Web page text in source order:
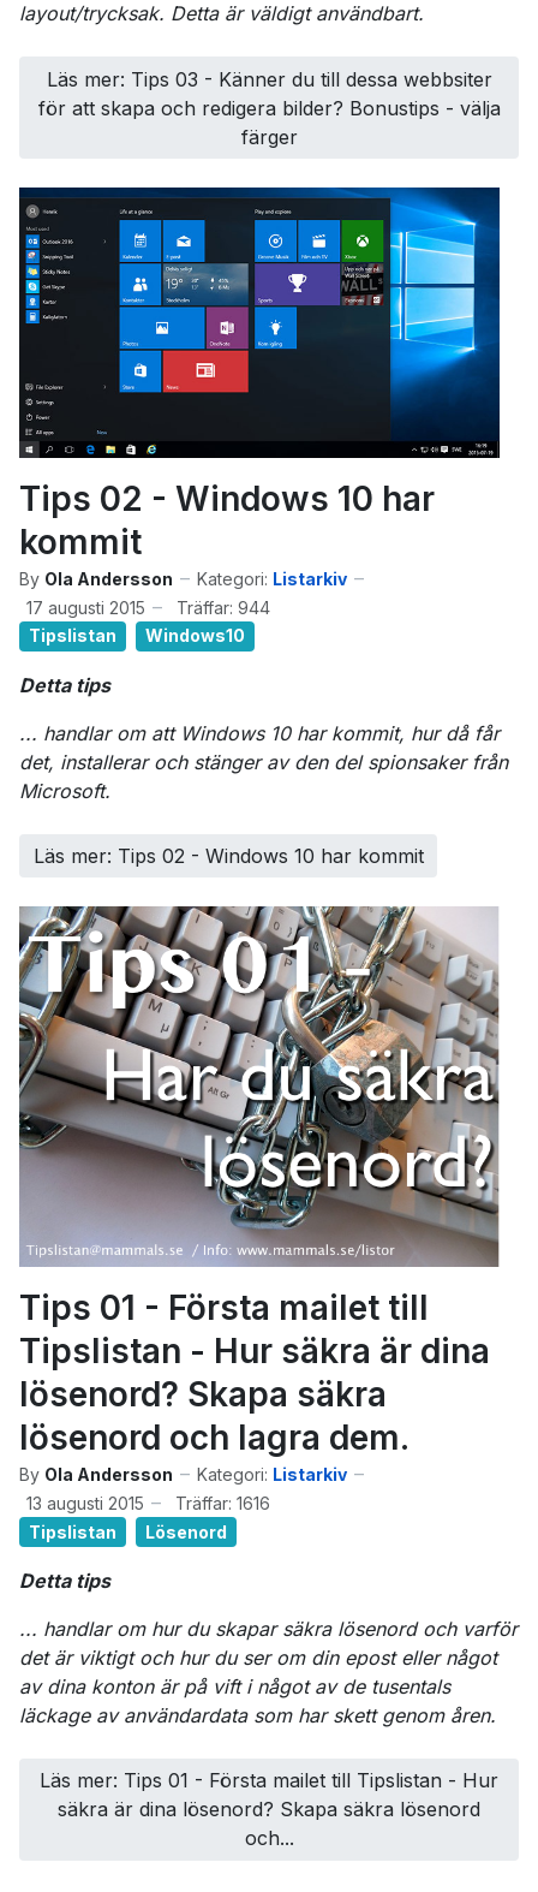
layout/trycksak. Detta är väldigt användbart.
Läs mer: Tips 03 - Känner du till dessa webbsiter
för att skapa och redigera bilder? Bonustips - välja
färger
Tips 02 - Windows 10 har
kommit
By Ola Andersson Kategori: Listarkiv
17 augusti 2015
Träffar: 944
Tipslistan
Windows10
Detta tips
... handlar om att Windows 10 har kommit, hur då får
det, installerar och stänger av den del spionsaker från
Microsoft.
Läs mer: Tips 02 - Windows 10 har kommit
Tips 01 - Första mailet till
Tipslistan - Hur säkra är dina
lösenord? Skapa säkra
lösenord och lagra dem.
By Ola Andersson Kategori: Listarkiv
13 augusti 2015
Träffar: 1616
Tipslistan
Lösenord
Detta tips
... handlar om hur du skapar säkra lösenord och varför
det är viktigt och hur du ser om din epost eller något
av dina konton är på vift i något av de tusentals
läckage av användardata som har skett genom åren.
Läs mer: Tips 01 - Första mailet till Tipslistan - Hur
säkra är dina lösenord? Skapa säkra lösenord
och...